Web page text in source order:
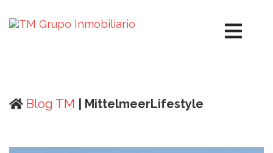
Blog TM | MittelmeerLifestyle